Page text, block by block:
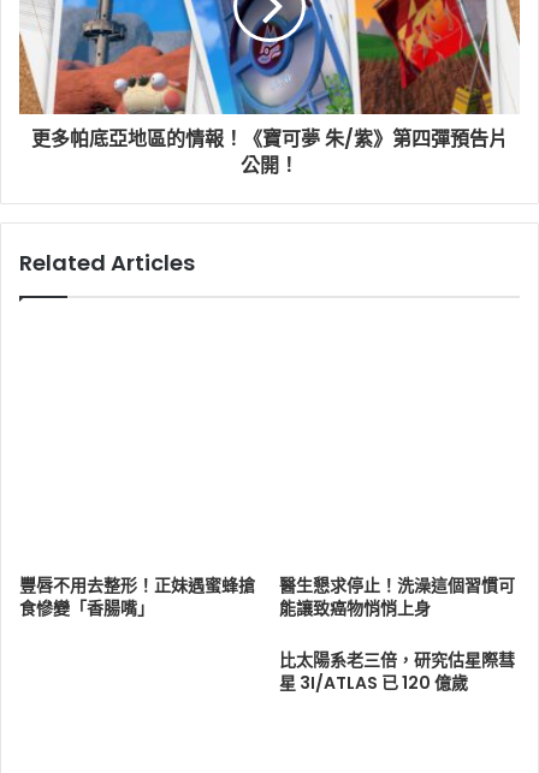
更多帕底亞地區的情報！《寶可夢 朱/紫》第四彈預告片
公開！
Related Articles
豐唇不用去整形！正妹遇蜜蜂搶
食慘變「香腸嘴」
醫生懇求停止！洗澡這個習慣可
能讓致癌物悄悄上身
比太陽系老三倍，研究估星際彗
星 3I/ATLAS 已 120 億歲